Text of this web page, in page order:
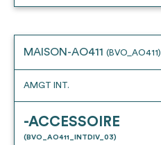
MAISON-AO411 (BVO_AO411)
AMGT INT.
-ACCESSOIRE
(BVO_AO411_INTDIV_03)